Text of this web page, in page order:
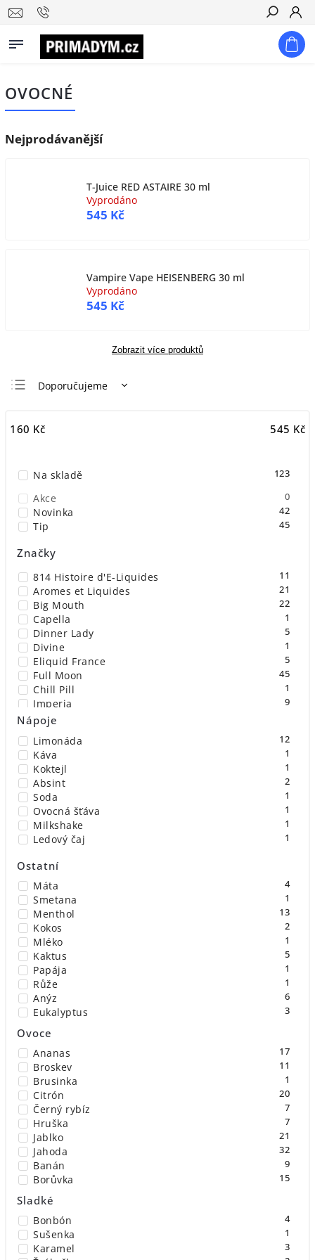
Hledat
OVOCNÉ
Nejprodávanější
T-Juice RED ASTAIRE 30 ml
Vyprodáno
545 Kč
Vampire Vape HEISENBERG 30 ml
Vyprodáno
545 Kč
Zobrazit více produktů
Doporučujeme
Nejdražší
Abecedně
160 Kč 545 Kč
Na skladě 123
Akce 0
Novinka 42
Tip 45
Značky
814 Histoire d'E-Liquides 11
Aromes et Liquides 21
Big Mouth 22
Capella 1
Dinner Lady 5
Divine 1
Eliquid France 5
Full Moon 45
Chill Pill 1
Imperia 9
Jax
Jungle Wave
Kyandi Shop 1
LaDiy by Liquidarom 1
Revolute 18
T-Juice 13
Vampire Vape 21
Nápoje
Limonáda 12
Káva 1
Koktejl 1
Absint 2
Soda 1
Ovocná šťáva 1
Milkshake 1
Ledový čaj 1
Ostatní
Máta 4
Smetana 1
Menthol 13
Kokos 2
Mléko 1
Kaktus 5
Papája 1
Růže 1
Anýz 6
Eukalyptus 3
Zázvor
Lískové oříšky 1
Kyselé 3
Nápojové 5
Jogurt 1
Ananas 1
Vodní meloun 1
Meruňka 1
Žvýkačka 1
Ovoce
Ananas 17
Broskev 11
Brusinka 1
Citrón 20
Černý rybíz 7
Hruška 7
Jablko 21
Jahoda 32
Banán 9
Borůvka 15
Malina
Meloun
Višeň 2
Tropické ovoce 5
Směs 19
Sladké
Bonbón 4
Sušenka 1
Karamel 3